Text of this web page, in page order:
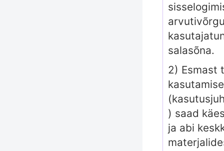
salasõna.
2) Esmast
(
) saad
ja abi